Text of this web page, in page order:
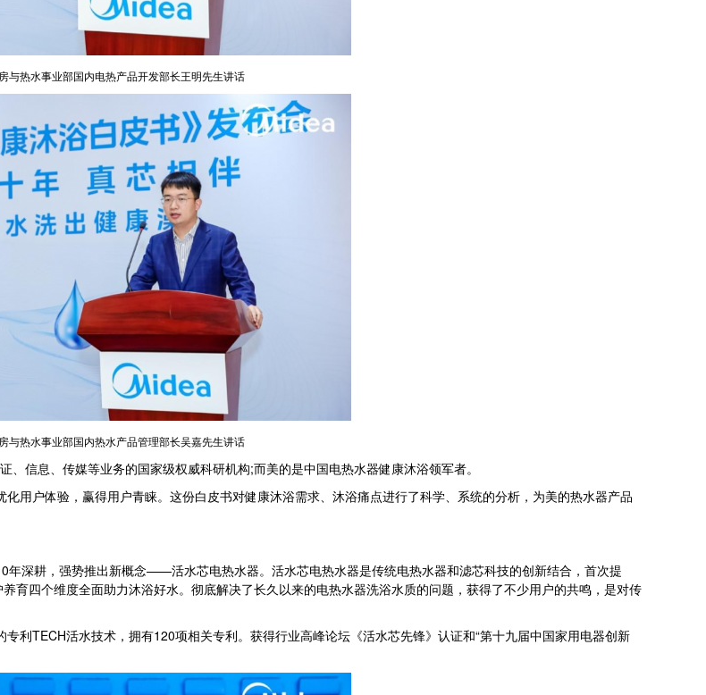
与热水事业部国内电热产品开发部长王明先生讲话
与热水事业部国内热水产品管理部长吴嘉先生讲话
息、传媒等业务的国家级权威科研机构;而美的是中国电热水器健康沐浴领军者。
户体验，赢得用户青睐。这份白皮书对健康沐浴需求、沐浴痛点进行了科学、系统的分析，为美的热水器产品
深耕，强势推出新概念——活水芯电热水器。活水芯电热水器是传统电热水器和滤芯科技的创新结合，首次提
育四个维度全面助力沐浴好水。彻底解决了长久以来的电热水器洗浴水质的问题，获得了不少用户的共鸣，是对传
TECH活水技术，拥有120项相关专利。获得行业高峰论坛《活水芯先锋》认证和“第十九届中国家用电器创新